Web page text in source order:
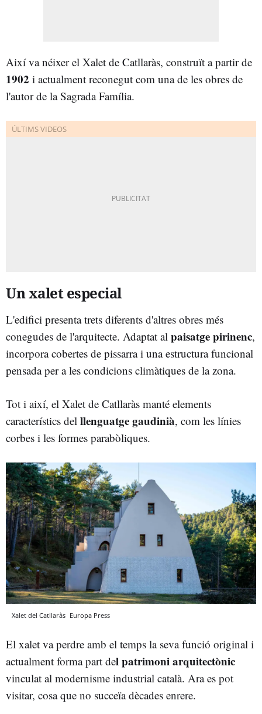
Així va néixer el Xalet de Catllaràs, construït a partir de
1902 i actualment reconegut com una de les obres de
l'autor de la Sagrada Família.
Un xalet especial
L'edifici presenta trets diferents d'altres obres més
conegudes de l'arquitecte. Adaptat al paisatge pirinenc,
incorpora cobertes de pissarra i una estructura funcional
pensada per a les condicions climàtiques de la zona.
Tot i així, el Xalet de Catllaràs manté elements
característics del llenguatge gaudinià, com les línies
corbes i les formes parabòliques.
Xalet del Catllaràs Europa Press
El xalet va perdre amb el temps la seva funció original i
actualment forma part del patrimoni arquitectònic
vinculat al modernisme industrial català. Ara es pot
visitar, cosa que no succeïa dècades enrere.